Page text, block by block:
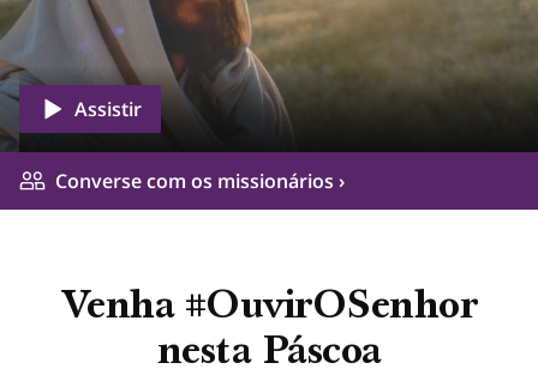
Assistir
Converse com os missionários ›
Venha #OuvirOSenhor
nesta Páscoa